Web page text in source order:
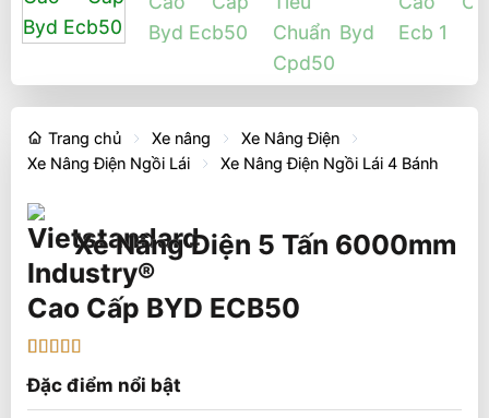
Trang chủ Xe nâng
Xe Nâng Điện
Xe Nâng Điện Ngồi Lái
Xe Nâng Điện Ngồi Lái 4 Bánh
Xe Nâng Điện 5 Tấn 6000mm
Cao Cấp BYD ECB50
trên 5 dựa
trênđánh
giá
Đặc điểm nổi bật